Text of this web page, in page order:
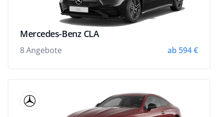
Mercedes-Benz CLA
8 Angebote ab 594 €